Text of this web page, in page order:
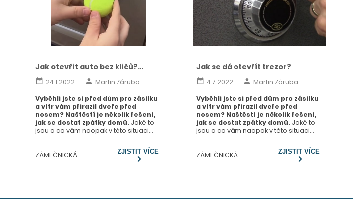
Jak otevřít auto bez klíčů?
24.1.2022
Martin Záruba
Vyběhli jste si před dům pro zásilku
a vítr vám přirazil dveře před
nosem? Naštěstí je několik řešení,
jak se dostat zpátky domů. Jaké to
jsou a co vám naopak v této situaci
ZÁMEČNICKÁ ZJISTIT VÍCE
Jak se dá otevřít trezor?
4.7.2022
Martin Záruba
Vyběhli jste si před dům pro zásilku
a vítr vám přirazil dveře před
nosem? Naštěstí je několik řešení,
jak se dostat zpátky domů. Jaké to
jsou a co vám naopak v této situaci
ZÁMEČNICKÁ ZJISTIT VÍCE